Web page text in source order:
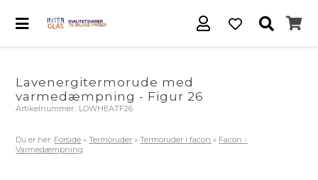
Lavenergitermorude med
varmedæmpning - Figur 26
Artikelnummer.: LOWHEATF26
Du er her: Forside »Termoruder »Termoruder i facon » Facon -
Varmedæmpning